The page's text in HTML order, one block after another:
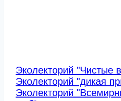
Эколекторий "Чистые
Эколекторий "дикая
Эколекторий